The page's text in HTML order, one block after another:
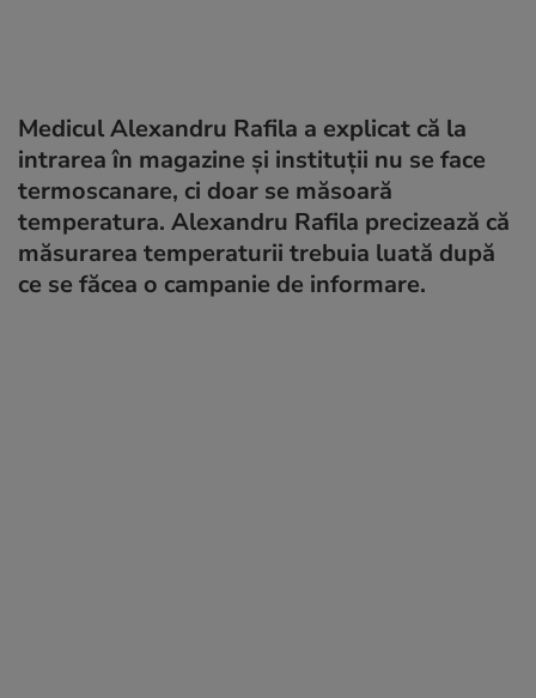
Medicul Alexandru Rafila a explicat că la
intrarea în magazine și instituții nu se face
termoscanare, ci doar se măsoară
temperatura. Alexandru Rafila precizează că
măsurarea temperaturii trebuia luată după
ce se făcea o campanie de informare.